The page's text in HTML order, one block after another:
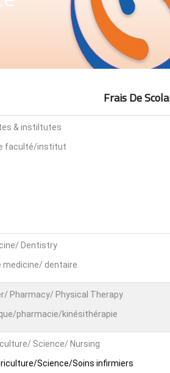
Frais De
& instiltutes
faculté/institut
Dentistry
medicine/ dentaire
Pharmacy/ Physical Therapy
pharmacie/kinésithérapie
Science/ Nursing
Science/Soins infirmiers